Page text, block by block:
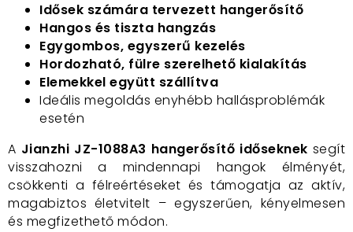
Idősek számára tervezett hangerősítő
Hangos és tiszta hangzás
Egygombos, egyszerű kezelés
Hordozható, fülre szerelhető kialakítás
Elemekkel együtt szállítva
Ideális megoldás enyhébb hallásproblémák
esetén
A Jianzhi JZ-1088A3 hangerősítő időseknek segít
visszahozni a mindennapi hangok élményét,
csökkenti a félreértéseket és támogatja az aktív,
magabiztos életvitelt – egyszerűen, kényelmesen
és megfizethető módon.